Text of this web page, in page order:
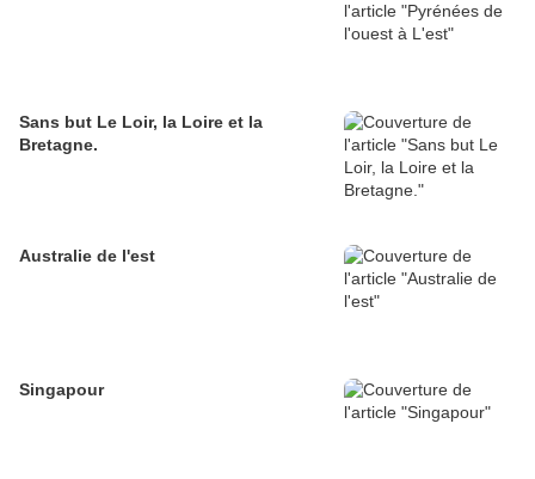
Sans but Le Loir, la Loire et la
Bretagne.
Australie de l'est
Singapour